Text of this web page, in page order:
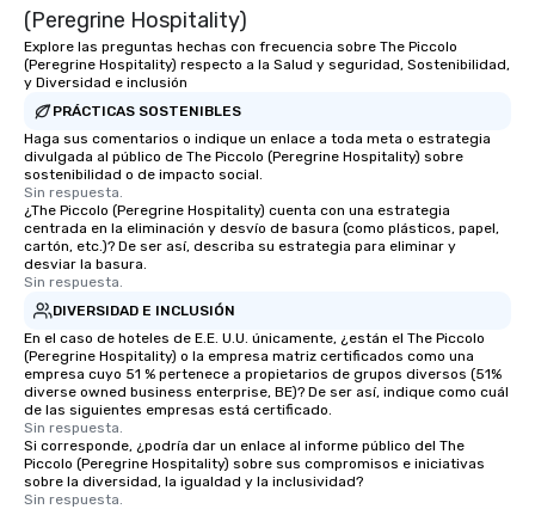
(Peregrine Hospitality)
Explore las preguntas hechas con frecuencia sobre The Piccolo
(Peregrine Hospitality) respecto a la Salud y seguridad, Sostenibilidad,
y Diversidad e inclusión
PRÁCTICAS SOSTENIBLES
Haga sus comentarios o indique un enlace a toda meta o estrategia
divulgada al público de The Piccolo (Peregrine Hospitality) sobre
sostenibilidad o de impacto social.
Sin respuesta.
¿The Piccolo (Peregrine Hospitality) cuenta con una estrategia
centrada en la eliminación y desvío de basura (como plásticos, papel,
cartón, etc.)? De ser así, describa su estrategia para eliminar y
desviar la basura.
Sin respuesta.
DIVERSIDAD E INCLUSIÓN
En el caso de hoteles de E.E. U.U. únicamente, ¿están el The Piccolo
(Peregrine Hospitality) o la empresa matriz certificados como una
empresa cuyo 51 % pertenece a propietarios de grupos diversos (51%
diverse owned business enterprise, BE)? De ser así, indique como cuál
de las siguientes empresas está certificado.
Sin respuesta.
Si corresponde, ¿podría dar un enlace al informe público del The
Piccolo (Peregrine Hospitality) sobre sus compromisos e iniciativas
sobre la diversidad, la igualdad y la inclusividad?
Sin respuesta.